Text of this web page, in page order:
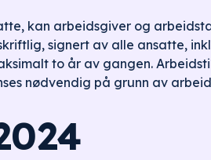
kan arbeidsgiver og
signert av alle ansatte,
to år av gangen.
nødvendig på grunn av